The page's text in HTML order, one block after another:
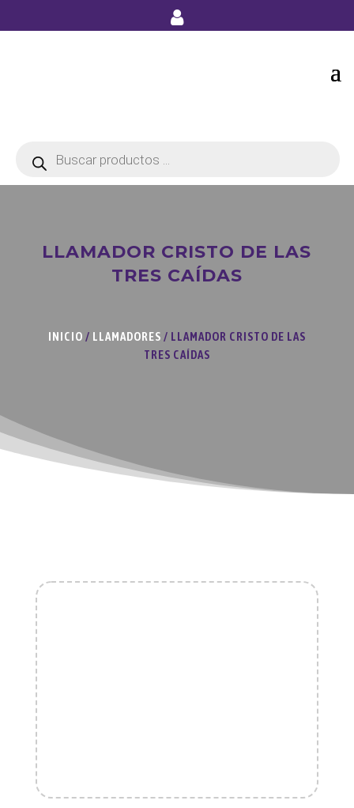
productos
LLAMADOR CRISTO DE LAS
TRES CAÍDAS
INICIO / LLAMADORES / LLAMADOR CRISTO DE LAS
TRES CAÍDAS